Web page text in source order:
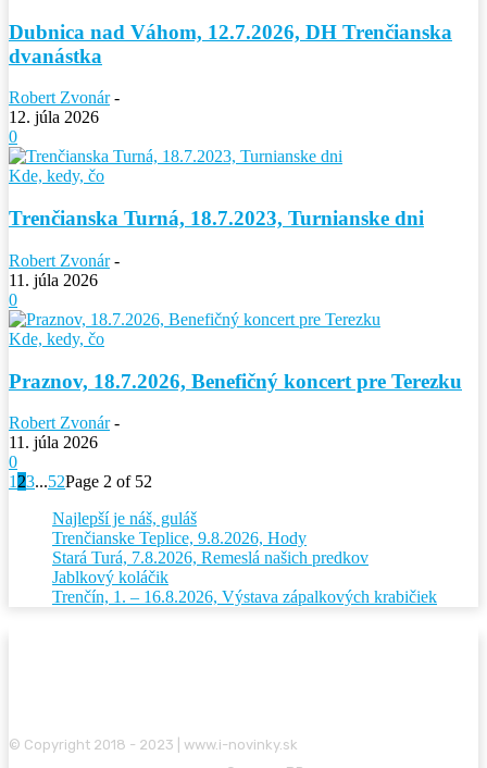
Dubnica nad Váhom, 12.7.2026, DH Trenčianska
dvanástka
Robert Zvonár -
12. júla 2026
0
Kde, kedy, čo
Trenčianska Turná, 18.7.2023, Turnianske dni
Robert Zvonár -
11. júla 2026
0
Kde, kedy, čo
Praznov, 18.7.2026, Benefičný koncert pre Terezku
Robert Zvonár -
11. júla 2026
0
1 23...52Page 2 of 52
Najlepší je náš, guláš
Trenčianske Teplice, 9.8.2026, Hody
Stará Turá, 7.8.2026, Remeslá našich predkov
Jablkový koláčik
Trenčín, 1. – 16.8.2026, Výstava zápalkových krabičiek
© Copyright 2018 - 2023 | www.i-novinky.sk